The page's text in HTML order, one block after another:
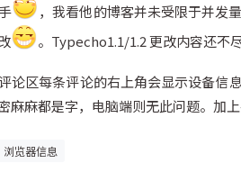
，我看他的博客并未受限于并发
。Typecho1.1/1.2 更改内容还不
论区每条评论的右上角会显示设备
麻麻都是字，电脑端则无此问题。
浏览器信息